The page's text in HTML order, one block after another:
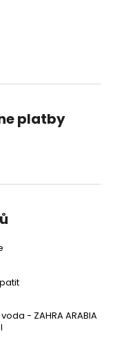
platby
- ZAHRA ARABIA